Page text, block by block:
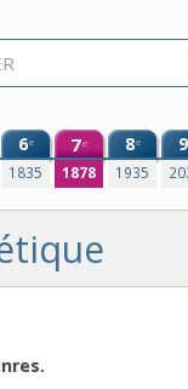
6e
1835
7e
1878
8e
1935
9